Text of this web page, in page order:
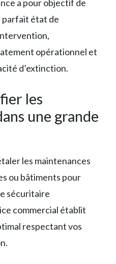
a pour objectif de
parfait état de
opérationnel et
d’extinction.
les
une grande
les maintenances
ou bâtiments pour
sécuritaire
commercial établit
respectant vos